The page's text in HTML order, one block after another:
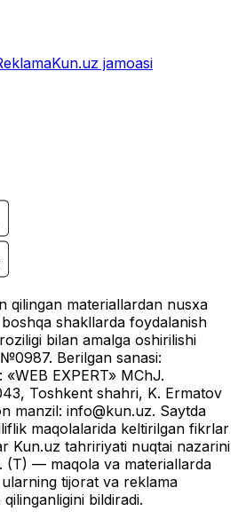
Kun.uz jamoasi
qilingan materiallardan nusxa
shakllarda foydalanish
bilan amalga oshirilishi
Berilgan sanasi:
EXPERT» MChJ.
Toshkent shahri, K. Ermatov
manzil: info@kun.uz. Saytda
maqolalarida keltirilgan fikrlar
Kun.uz tahririyati nuqtai nazarini
(T) — maqola va materiallarda
tijorat va reklama
bildiradi.